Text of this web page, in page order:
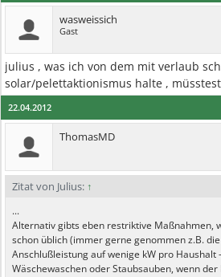
wasweissich
Gast
julius , was ich von dem mit verlaub
solar/pelettaktionismus halte ,
22.04.2012
ThomasMD
Zitat von Julius: ↑
...
Alternativ gibts eben restriktive Maßnahmen,
schon üblich (immer gerne genommen z.B.
Anschlußleistung auf wenige kW pro Haushalt
Wäschewaschen oder Staubsauben, wenn der